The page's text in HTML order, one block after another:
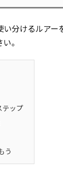
分けるルア
。
テップ
う